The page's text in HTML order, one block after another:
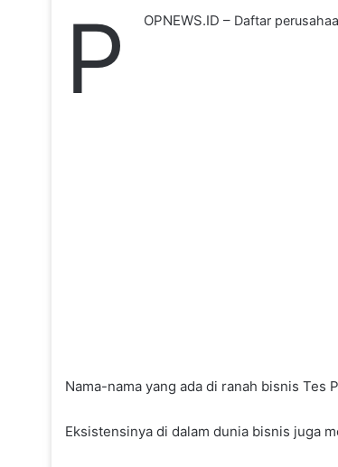
P OPNEWS.ID – Daftar
Nama-nama yang ada di ranah bisnis Tes
Eksistensinya di dalam dunia bisnis juga